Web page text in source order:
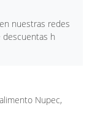
nuestras redes
descuentas h
Nupec,